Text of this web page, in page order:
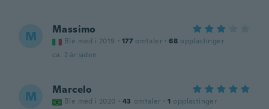
M Massimo
Ble med i 2019 · 177 omtaler · 68 opplastinger
ca. 2 år siden
M Marcelo
Ble med i 2020 · 43 omtaler · 1 opplastinger